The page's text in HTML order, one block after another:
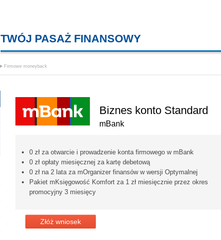
TWÓJ PASAŻ FINANSOWY
Firmowe moneyback
Biznes konto Standard
mBank
0 zł za otwarcie i prowadzenie konta firmowego w mBank
0 zł opłaty miesięcznej za kartę debetową
0 zł na 2 lata za mOrganizer finansów w wersji Optymalnej
Pakiet mKsięgowość Komfort za 1 zł miesięcznie przez okres
promocyjny 3 miesięcy
Złóż wniosek